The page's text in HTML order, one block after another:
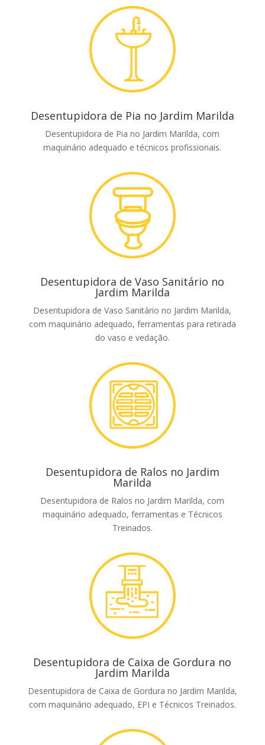
Desentupidora de Pia no Jardim Marilda
Desentupidora de Pia no Jardim Marilda, com
maquinário adequado e técnicos profissionais.
Desentupidora de Vaso Sanitário no
Jardim Marilda
Desentupidora de Vaso Sanitário no Jardim Marilda,
com maquinário adequado, ferramentas para retirada
do vaso e vedação.
Desentupidora de Ralos no Jardim
Marilda
Desentupidora de Ralos no Jardim Marilda, com
maquinário adequado, ferramentas e Técnicos
Treinados.
Desentupidora de Caixa de Gordura no
Jardim Marilda
Desentupidora de Caixa de Gordura no Jardim Marilda,
com maquinário adequado, EPI e Técnicos Treinados.